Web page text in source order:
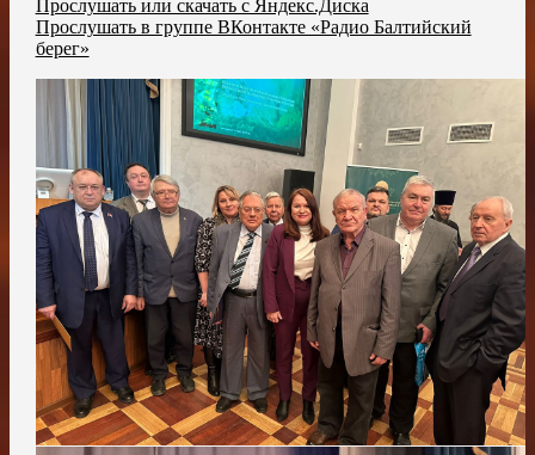
Прослушать или скачать с Яндекс.Диска
Прослушать в группе ВКонтакте «Радио Балтийский
берег»